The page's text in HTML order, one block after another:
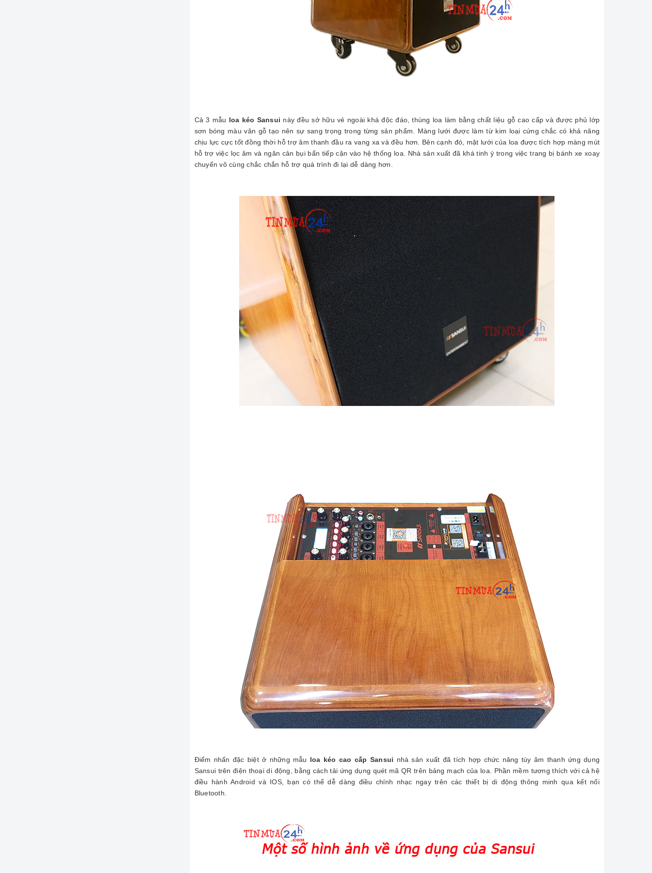
Cả 3 mẫu loa kéo Sansui này đều sở hữu vẻ ngoài khá độc đáo, thùng loa làm bằng chất liệu gỗ cao cấp và được phủ lớp
sơn bóng màu vân gỗ tạo nên sự sang trọng trong từng sản phẩm. Màng lưới được làm từ kim loại cứng chắc có khả năng
chịu lực cực tốt đồng thời hỗ trợ âm thanh đầu ra vang xa và đều hơn. Bên cạnh đó, mặt lưới của loa được tích hợp màng mút
hỗ trợ việc lọc âm và ngăn cản bụi bẩn tiếp cận vào hệ thống loa. Nhà sản xuất đã khá tinh ý trong việc trang bị bánh xe xoay
chuyển vô cùng chắc chắn hỗ trợ quá trình đi lại dễ dàng hơn.
Điểm nhấn đặc biệt ở những mẫu loa kéo cao cấp Sansui nhà sản xuất đã tích hợp chức năng tùy âm thanh ứng dụng
Sansui trên điện thoại di động, bằng cách tải ứng dụng quét mã QR trên bảng mạch của loa. Phần mềm tương thích với cả hệ
điều hành Android và IOS, bạn có thể dễ dàng điều chỉnh nhạc ngay trên các thiết bị di động thông minh qua kết nối
Bluetooth.